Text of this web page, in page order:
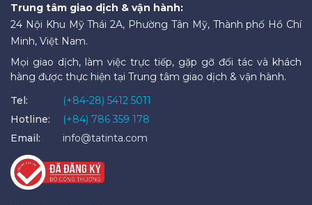
Trung tâm giao dịch & vận hành:
24 Nội Khu Mỹ Thái 2A, Phường Tân Mỹ, Thành phố Hồ Chí
Minh, Việt Nam.
Mọi giao dịch, làm việc trực tiếp, gặp gỡ đối tác và khách
hàng được thực hiện tại Trung tâm giao dịch & vận hành.
Tel:
(+84-28) 5412 5011
Hotline:
(+84) 786 359 178
Email:
info@tatinta.com